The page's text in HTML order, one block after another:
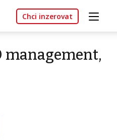
Chci inzerovat
management,